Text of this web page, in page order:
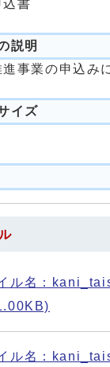
書
説明
事業の申込み
イズ
ル名：
ル名：